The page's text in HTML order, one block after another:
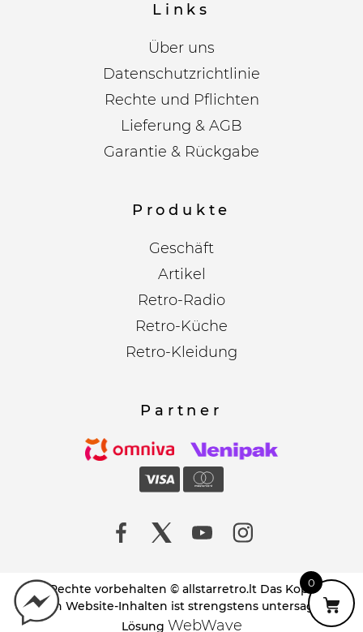
Links
Über uns
Datenschutzrichtlinie
Rechte und Pflichten
Lieferung & AGB
Garantie & Rückgabe
Produkte
Geschäft
Artikel
Retro-Radio
Retro-Küche
Retro-Kleidung
Partner
Alle Rechte vorbehalten © allstarretro.lt Das Kopieren
von Website-Inhalten ist strengstens untersagt!
Lösung WebWave
0